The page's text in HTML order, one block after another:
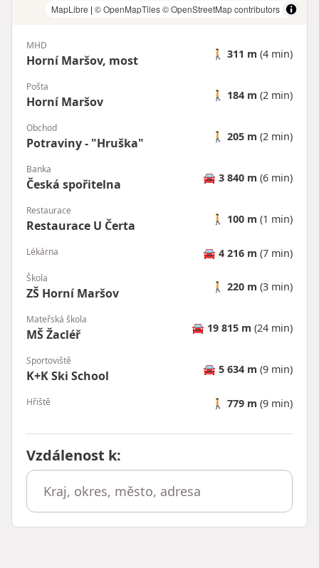
MapLibre | © OpenMapTiles© OpenStreetMap contributors
MHD
Horní Maršov, most 🚶 311 m (4 min)
Pošta
Horní Maršov 🚶 184 m (2 min)
Obchod
Potraviny - "Hruška" 🚶 205 m (2 min)
Banka
Česká spořitelna 🚘 3 840 m (6 min)
Restaurace
Restaurace U Čerta 🚶 100 m (1 min)
Lékárna 🚘 4 216 m (7 min)
Škola
ZŠ Horní Maršov 🚶 220 m (3 min)
Mateřská škola
MŠ Žacléř 🚘 19 815 m (24 min)
Sportoviště
K+K Ski School 🚘 5 634 m (9 min)
Hřiště 🚶 779 m (9 min)
Vzdálenost k: